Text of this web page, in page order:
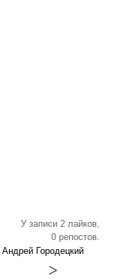
У записи 2 лайков,
0 репостов.
Андрей Городецкий
>